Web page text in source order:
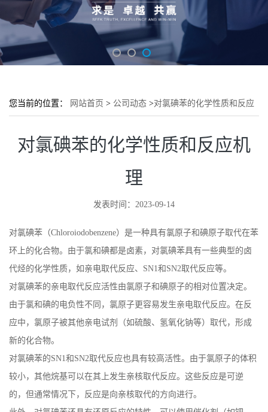
您当前的位置： 网站首页 > 公司动态 >对氯碘苯的化学性质和反应
对氯碘苯的化学性质和反应机
理
发表时间：2023-09-14
对氯碘苯（Chloroiodobenzene）是一种具有氯原子和碘原子取代在苯
环上的化合物。由于氯和碘都是卤素，对氯碘苯具有一些典型的卤
代烃的化学性质，如亲电取代反应、SN1和SN2取代反应等。
对氯碘苯的亲电取代反应活性由氯原子和碘原子的相对位置决定。
由于氯和碘的电负性不同，氯原子更容易发生亲电取代反应。在反
应中，氯原子被其他亲电试剂（如硫酸、氢氧化钠等）取代，形成
新的化合物。
对氯碘苯的SN1和SN2取代反应也具有较高活性。由于氯原子的体积
较小，其他烷基可以在其上发生亲核取代反应。这些反应是可逆
的，但通常情况下，反应是向亲核取代的方向进行。